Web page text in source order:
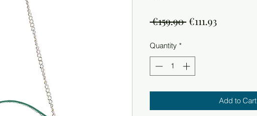
€159.90 Regular
€111.93
Quantity *
Add to Cart